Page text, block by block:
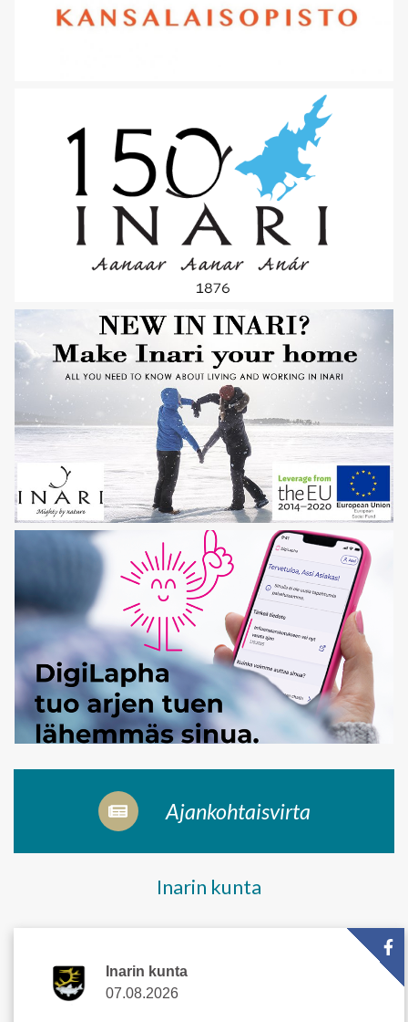
Ajankohtaisvirta
Inarin kunta
Inarin kunta
07.08.2026